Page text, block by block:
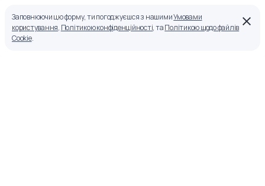
Заповнюючи цю форму, ти погоджуєшся з нашимиУмовами
користування, Політикою конфіденційності, таПолітикою щодо файлів
Cookie.